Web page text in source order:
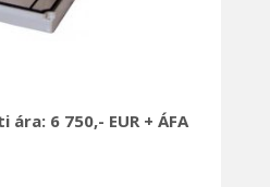
6 750,- EUR + ÁFA